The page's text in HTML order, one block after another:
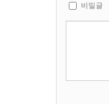
비밀글